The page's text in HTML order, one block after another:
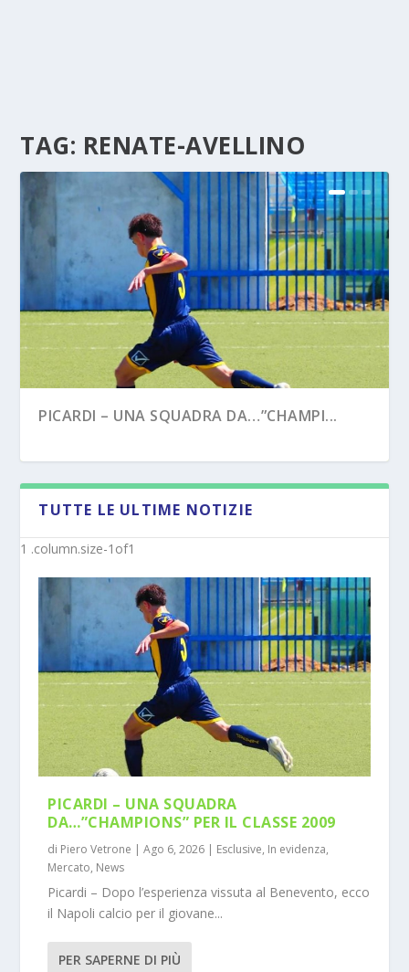
TAG: RENATE-AVELLINO
PICARDI – UNA SQUADRA DA…”CHAMPI...
PECORARO – DAL “TERZO TEMPO” AL ...
MISTER MICHELE SACCO (INTERVISTA):”10
ANNI C...
TUTTE LE ULTIME NOTIZIE
PICARDI – UNA SQUADRA
DA…”CHAMPIONS” PER IL CLASSE 2009
di Piero Vetrone |Ago 6, 2026 | Esclusive, In evidenza,
Mercato, News
Picardi – Dopo l’esperienza vissuta al Benevento, ecco
il Napoli calcio per il giovane...
PER SAPERNE DI PIÙ